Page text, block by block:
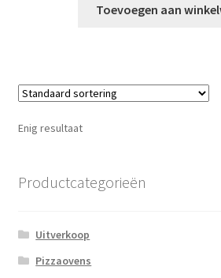
Toevoegen aan
Enig resultaat
Productcategorieën
Uitverkoop
Pizzaovens